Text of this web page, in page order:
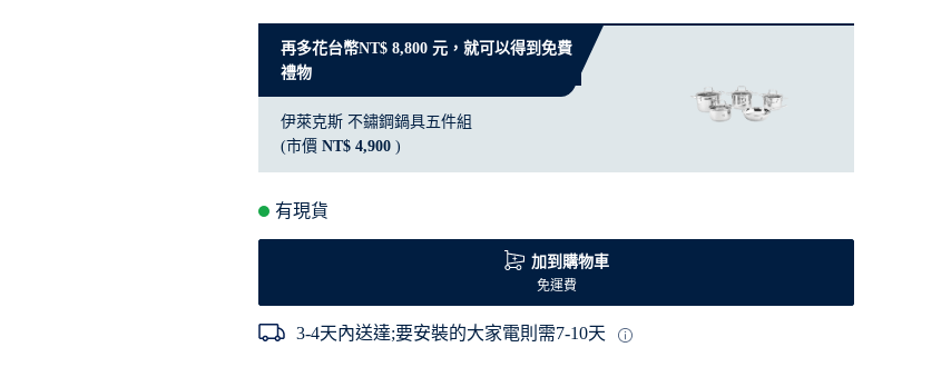
再多花台幣NT$ 8,800 元，就可以得到免費
禮物
伊萊克斯 不鏽鋼鍋具五件組
(市價 NT$ 4,900 )
有現貨
加到購物車
免運費
3-4天內送達;要安裝的大家電則需7-10天